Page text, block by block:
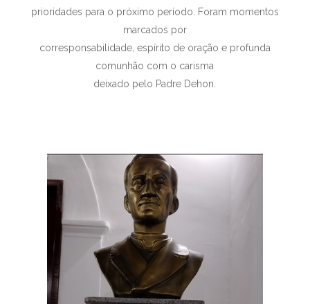
prioridades para o próximo período. Foram momentos
marcados por
corresponsabilidade, espírito de oração e profunda
comunhão com o carisma
deixado pelo Padre Dehon.